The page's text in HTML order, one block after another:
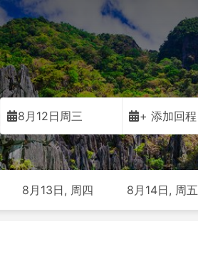
8月12日周三 + 添加回程
8月13日, 周四 8月14日, 周五